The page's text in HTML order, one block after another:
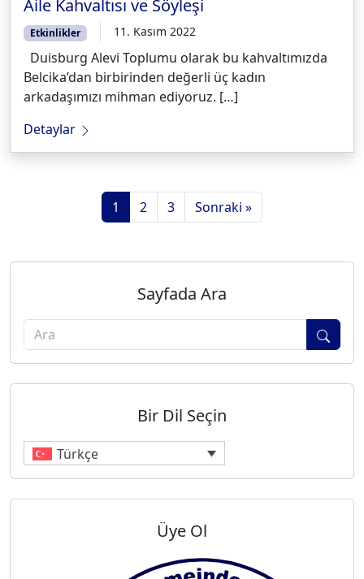
Aile Kahvaltısı ve Söyleşi
Etkinlikler 11. Kasım 2022
Duisburg Alevi Toplumu olarak bu kahvaltımızda
Belcika’dan birbirinden değerli üç kadın
arkadaşımızı mihman ediyoruz. […]
Detaylar
1 2 3 Sonraki »
Sayfada Ara
Bir Dil Seçin
Türkçe
Üye Ol